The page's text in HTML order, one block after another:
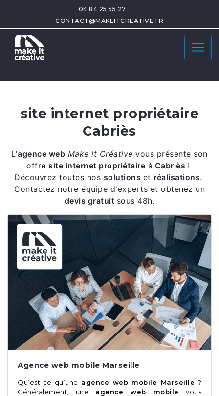
04 84 25 55 27
CONTACT@MAKEITCREATIVE.FR
site internet propriétaire
Cabriès
L'agence web Make it Créativevous présente son
offresite internet propriétaire à Cabriès !
Découvrez toutes nos solutions et réalisations.
Contactez notre équipe d'experts et obtenez un
devis gratuit sous 48h.
Agence web mobile Marseille
Qu’est-ce qu’une agence web mobile Marseille ?
Généralement, une agence web mobile
vous